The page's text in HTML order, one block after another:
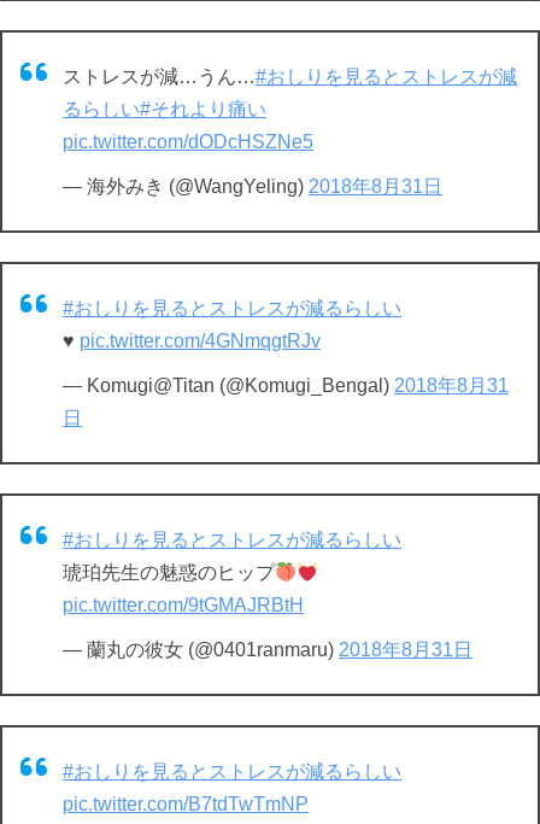
ストレスが減…うん…#おしりを見るとストレスが減
るらしい#それより痛い
pic.twitter.com/dODcHSZNe5
— 海外みき (@WangYeling) 2018年8月31日
#おしりを見るとストレスが減るらしい
♥️ pic.twitter.com/4GNmqgtRJv
— Komugi@Titan (@Komugi_Bengal) 2018年8月31
日
#おしりを見るとストレスが減るらしい
琥珀先生の魅惑のヒップ
pic.twitter.com/9tGMAJRBtH
— 蘭丸の彼女 (@0401ranmaru) 2018年8月31日
#おしりを見るとストレスが減るらしい
pic.twitter.com/B7tdTwTmNP